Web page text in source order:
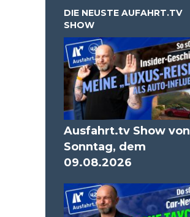
DIE NEUSTE AUFAHRT.TV
SHOW
Ausfahrt.tv Show von
Sonntag, dem
09.08.2026